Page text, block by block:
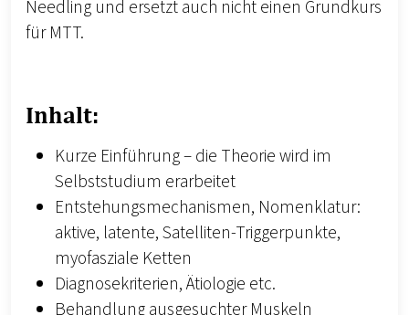
Needling und ersetzt auch nicht einen Grundkurs
für MTT.
Inhalt:
Kurze Einführung – die Theorie wird im
Selbststudium erarbeitet
Entstehungsmechanismen, Nomenklatur:
aktive, latente, Satelliten-Triggerpunkte,
myofasziale Ketten
Diagnosekriterien, Ätiologie etc.
Behandlung ausgesuchter Muskeln